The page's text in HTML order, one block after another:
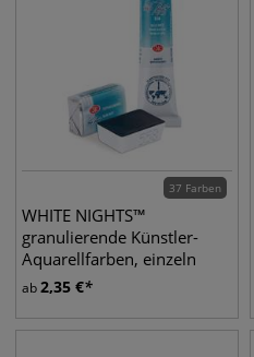
37 Farben
WHITE NIGHTS™
granulierende Künstler-
Aquarellfarben, einzeln
ab2,35 €